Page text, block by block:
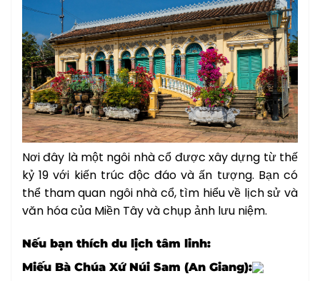
Nơi đây là một ngôi nhà cổ được xây dựng từ thế
kỷ 19 với kiến trúc độc đáo và ấn tượng. Bạn có
thể tham quan ngôi nhà cổ, tìm hiểu về lịch sử và
văn hóa của Miền Tây và chụp ảnh lưu niệm.
Nếu bạn thích du lịch tâm linh:
Miếu Bà Chúa Xứ Núi Sam (An Giang):